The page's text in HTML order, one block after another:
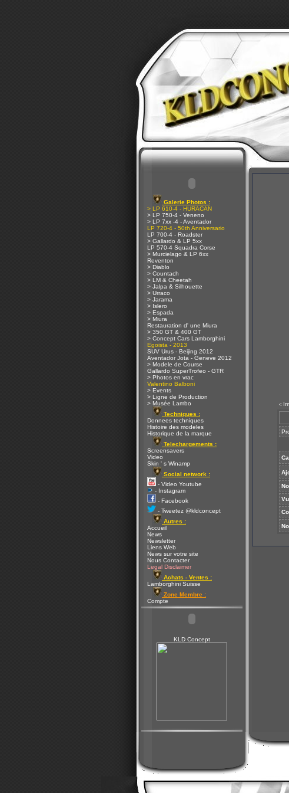
Galerie Photos :
> LP 610-4 - HURACAN
> LP 750-4 - Veneno
> LP 7xx -4 - Aventador
LP 720-4 - 50th Anniversario
LP 700-4 - Roadster
> Gallardo & LP 5xx
LP 570-4 Squadra Corse
> Murcielago & LP 6xx
Reventon
> Diablo
> Countach
> LM & Cheetah
> Jalpa & Silhouette
> Urraco
> Jarama
> Islero
> Espada
> Miura
Restauration d' une Miura
> 350 GT & 400 GT
> Concept Cars Lamborghini
Egoista - 2013
SUV Urus - Beijing 2012
Aventador Jota - Geneve 2012
> Modele de Course
Gallardo SuperTrofeo - GTR
> Photos en vrac
Valentino Balboni
> Events
> Ligne de Production
> Musée Lambo
Techniques :
Donnees techniques
Histoire des modeles
Historique de la marque
Telechargements :
Screensavers
Video
Skin ' s Winamp
Social network :
- Video Youtube
- Instagram
- Facebook
- Tweetez @kldconcept
Autres :
Accueil
News
Newsletter
Liens Web
News sur votre site
Nous Contacter
Legal Disclaimer
Achats - Ventes :
Lamborghini Suisse
Zone Membre :
Compte
KLD Concept
<